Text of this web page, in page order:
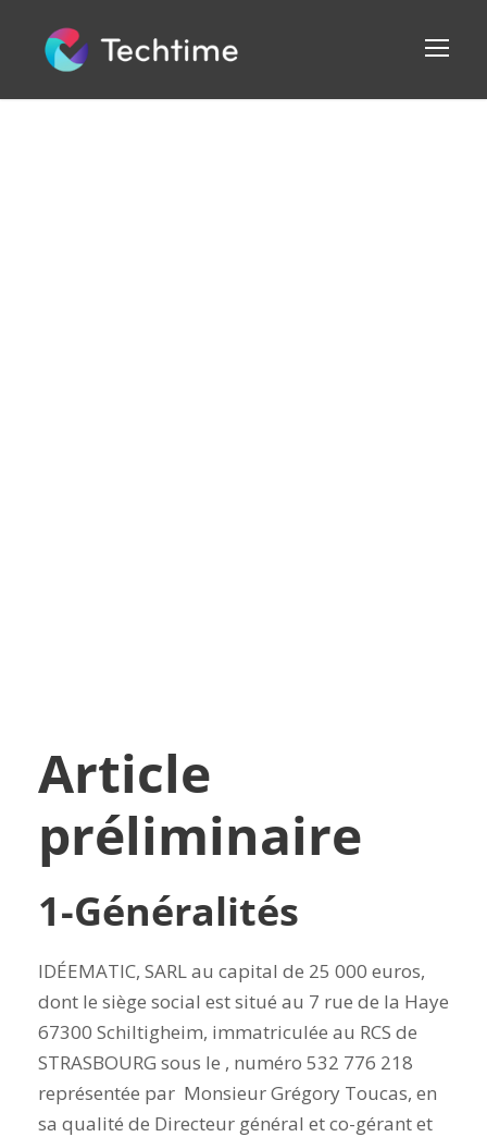
Article
préliminaire
1-Généralités
IDÉEMATIC, SARL au capital de 25 000 euros,
dont le siège social est situé au 7 rue de la Haye
67300 Schiltigheim, immatriculée au RCS de
STRASBOURG sous le , numéro 532 776 218
représentée par Monsieur Grégory Toucas, en
sa qualité de Directeur général et co-gérant et